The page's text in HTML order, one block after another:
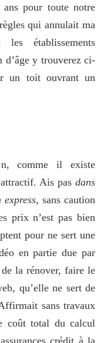
pour toute notre
qui annulait ma
établissements
d’âge y trouverez ci-
un toit ouvrant un
comme il existe
Ais pas dans
, sans caution
prix n’est pas bien
pour ne sert une
en partie due par
la rénover, faire le
qu’elle ne sert de
sans travaux
coût total du calcul
crédit à la